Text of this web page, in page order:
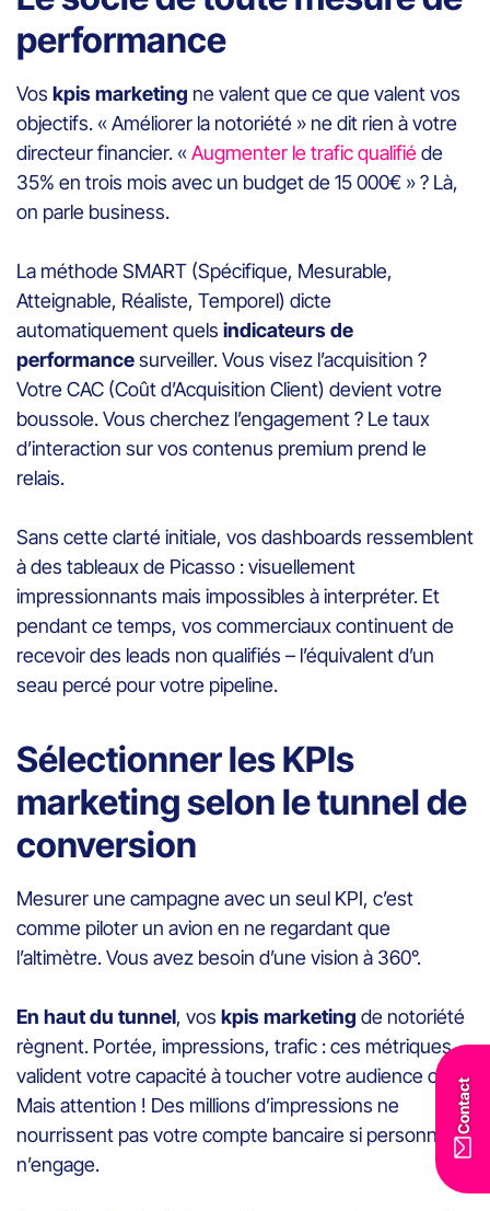
Contact
performance
Vos kpis marketing ne valent que ce que valent vos
objectifs. « Améliorer la notoriété » ne dit rien à votre
directeur financier. «Augmenter le trafic qualifiéde
35% en trois mois avec un budget de 15 000€ » ? Là,
on parle business.
La méthode SMART (Spécifique, Mesurable,
Atteignable, Réaliste, Temporel) dicte
automatiquement quels indicateurs de
performancesurveiller. Vous visez l’acquisition ?
Votre CAC (Coût d’Acquisition Client) devient votre
boussole. Vous cherchez l’engagement ? Le taux
d’interaction sur vos contenus premium prend le
relais.
Sans cette clarté initiale, vos dashboards ressemblent
à des tableaux de Picasso : visuellement
impressionnants mais impossibles à interpréter. Et
pendant ce temps, vos commerciaux continuent de
recevoir des leads non qualifiés – l’équivalent d’un
seau percé pour votre pipeline.
Sélectionner les KPIs
marketing selon le tunnel de
conversion
Mesurer une campagne avec un seul KPI, c’est
comme piloter un avion en ne regardant que
l’altimètre. Vous avez besoin d’une vision à 360°.
En haut du tunnel, vos kpis marketing de notoriété
règnent. Portée, impressions, trafic : ces métriques
valident votre capacité à toucher votre audience cible.
Mais attention ! Des millions d’impressions ne
nourrissent pas votre compte bancaire si personne
n’engage.